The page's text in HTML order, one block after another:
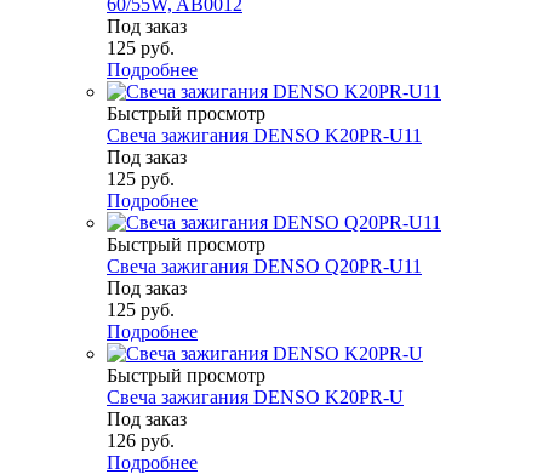
Под заказ
125 руб.
Подробнее
Быстрый просмотр
Свеча зажигания DENSO K20PR-U11
Под заказ
125 руб.
Подробнее
Быстрый просмотр
Свеча зажигания DENSO Q20PR-U11
Под заказ
125 руб.
Подробнее
Быстрый просмотр
Свеча зажигания DENSO K20PR-U
Под заказ
126 руб.
Подробнее